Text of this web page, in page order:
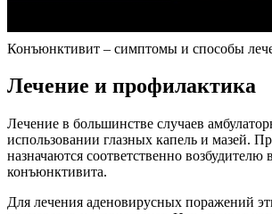
Конъюнктивит – симптомы и способы
Лечение и профилактика
Лечение в большинстве случаев
использовании глазных капель и мазей.
назначаются соответственно возбудителю
конъюнктивита.
Для лечения аденовирусных поражений